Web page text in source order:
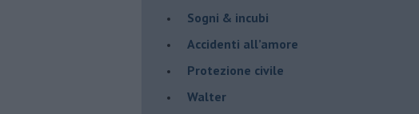
Sogni & incubi
Accidenti all’amore
Protezione civile
Walter